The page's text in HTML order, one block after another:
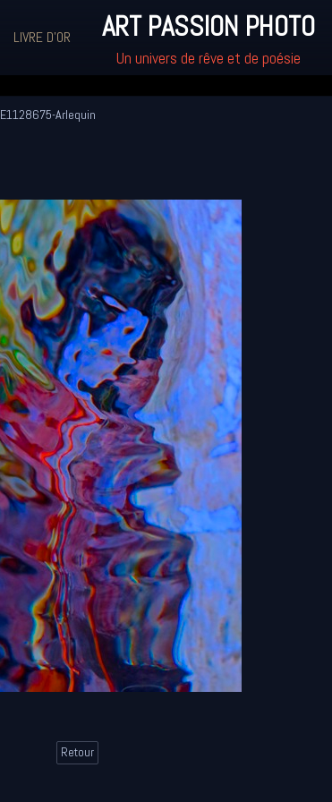
LIVRE D'OR ART PASSION PHOTO
Un univers de rêve et de poésie
E1128675-Arlequin
Retour